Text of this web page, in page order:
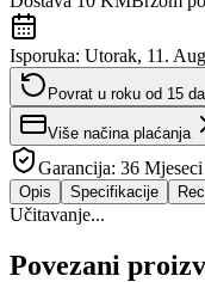
Isporuka: Utorak, 11.
Povrat u roku od 15
Više načina plaćanja
Garancija: 36 Mjeseci
Opis Specifikacije
Učitavanje...
Povezani